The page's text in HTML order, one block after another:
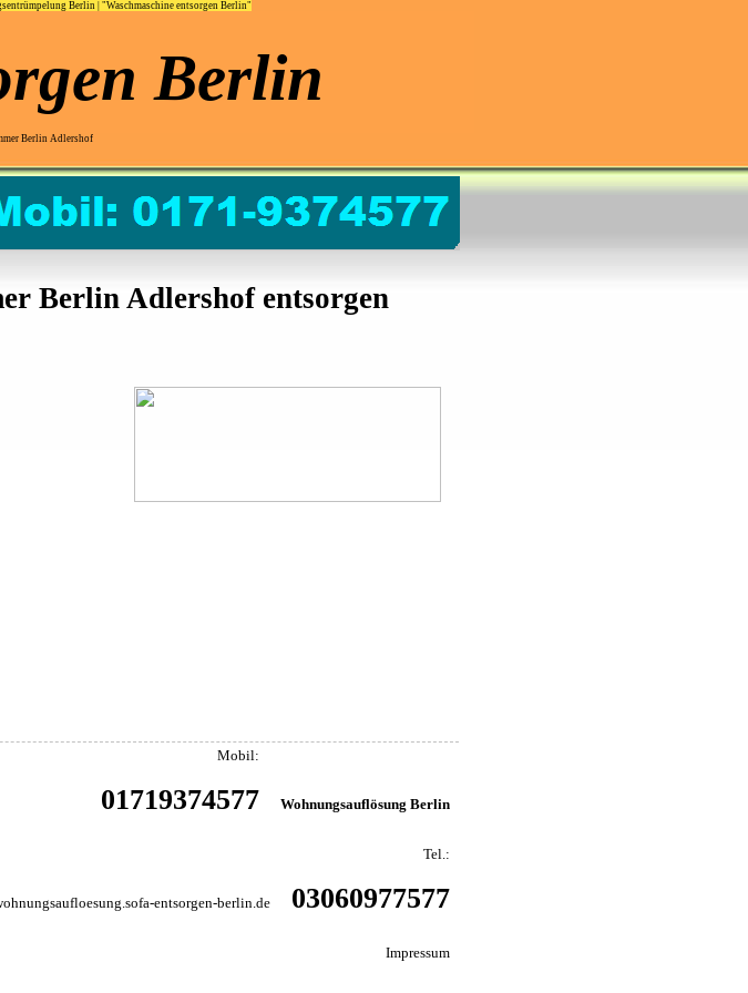
Berlin "Waschmaschine entsorgen Berlin"
Berlin
Berlin Adlershof
Berlin Adlershof entsorgen
Mobil:
01719374577 Wohnungsauflösung Berlin
entsorgen-berlin.de
Tel.:
03060977577
Impressum